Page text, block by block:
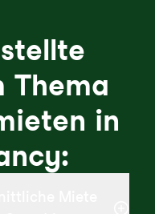
Thema
in